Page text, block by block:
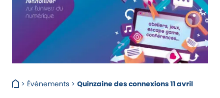
> Événements> Quinzaine des connexions 11 avril